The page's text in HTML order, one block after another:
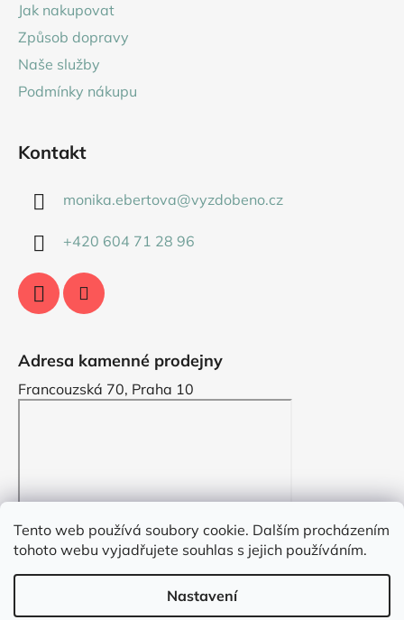
Tento web používá soubory cookie. Dalším procházením
tohoto webu vyjadřujete souhlas s jejich používáním.
Nastavení
Jak nakupovat
Způsob dopravy
Naše služby
Podmínky nákupu
Kontakt
monika.ebertova@vyzdobeno.cz
+420 604 71 28 96
Adresa kamenné prodejny
Francouzská 70, Praha 10